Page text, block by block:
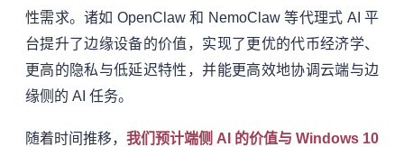
性需求。诸如 OpenClaw 和 NemoClaw 等代理式 AI 平
台提升了边缘设备的价值，实现了更优的代币经济学、
更高的隐私与低延迟特性，并能更高效地协调云端与边
缘侧的 AI 任务。
随着时间推移， 我们预计端侧 AI 的价值与 Windows 10